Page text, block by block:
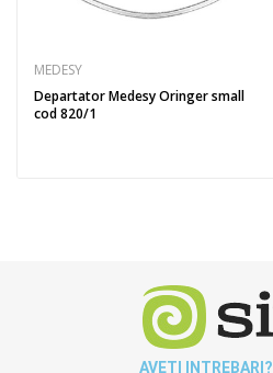
MEDESY
Departator Medesy Oringer small
cod 820/1
AVETI INTREBARI?